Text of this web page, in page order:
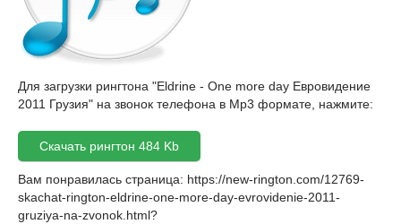
Для загрузки рингтона "Eldrine - One more day Евровидение
2011 Грузия" на звонок телефона в Mp3 формате, нажмите:
Скачать рингтон 484 Kb
Вам понравилась страница: https://new-rington.com/12769-
skachat-rington-eldrine-one-more-day-evrovidenie-2011-
gruziya-na-zvonok.html?